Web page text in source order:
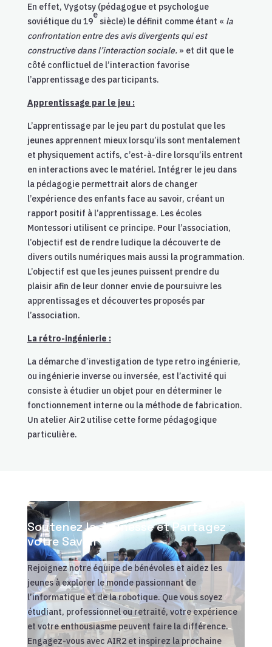
En effet, Vygotsy (pédagogue et psychologue
soviétique du 19
e
siècle) le définit comme étant « la
confrontation entre des avis divergents qui est
constructive dans l’interaction sociale. » et dit que le
côté conflictuel de l’interaction favorise
l’apprentissage des participants.
Apprentissage par le jeu :
L’apprentissage par le jeu part du postulat que les
jeunes apprennent mieux lorsqu’ils sont mentalement
et physiquement actifs, c’est-à-dire lorsqu’ils entrent
en interactions avec le matériel. Intégrer le jeu dans
la pédagogie permettrait alors de changer
l’expérience des enfants face au savoir, créant un
rapport positif à l’apprentissage. Les écoles
Montessori utilisent ce principe. Pour l’association,
l’objectif est de rendre ludique la découverte de
divers outils numériques mais aussi la programmation.
L’objectif est que les jeunes puissent prendre du
plaisir afin de leur donner envie de poursuivre les
apprentissages et découvertes proposés par
l’association.
La rétro-ingénierie :
La démarche d’investigation de type retro ingénierie,
ou ingénierie inverse ou inversée, est l’activité qui
consiste à étudier un objet pour en déterminer le
fonctionnement interne ou la méthode de fabrication.
Un atelier Air2 utilise cette forme pédagogique
particulière.
Soutenez la Jeunesse et Partagez
votre Savoir
Rejoignez notre équipe de bénévoles et aidez les
jeunes à explorer le monde passionnant de
l’informatique et de la robotique. Que vous soyez
étudiant, professionnel ou retraité, votre expérience
et votre enthousiasme peuvent faire la différence.
Engagez-vous avec AIR2 et inspirez la prochaine